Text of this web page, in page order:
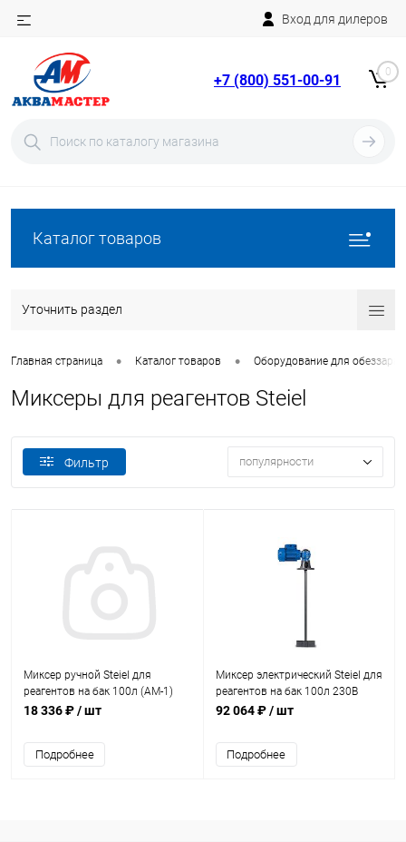
Вход для дилеров
+7 (800) 551-00-91 0
Каталог товаров
Уточнить раздел
Главная страница • Каталог товаров • Оборудование для
Миксеры для реагентов Steiel
Фильтр популярности
Миксер ручной Steiel для
реагентов на бак 100л (АМ-1)
(89000060)
18 336 ₽/ шт
Подробнее
Миксер электрический Steiel для
реагентов на бак 100л 230В
(89000009)
92 064 ₽/ шт
Подробнее